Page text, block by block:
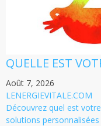
QUELLE EST
Août 7, 2026
LENERGIEVITALE.COM
Découvrez quel est
solutions